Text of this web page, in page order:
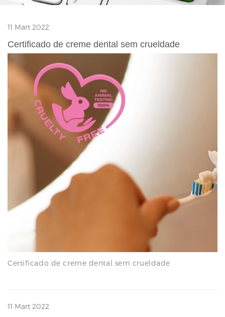
V
T
11 Mart 2022
Certificado de creme dental sem crueldade
Certificado de creme dental sem crueldade
11 Mart 2022